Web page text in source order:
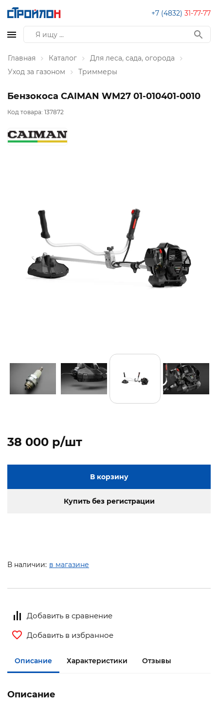
+7 (4832) 31-77-77
Главная Каталог
Для леса, сада, огорода
Уход за газоном
Триммеры
Бензокоса CAIMAN WM27 01-010401-0010
Код товара: 137872
38 000 p/шт
В корзину
Купить без регистрации
В наличии: в магазине
Добавить в сравнение
Добавить в избранное
Описание Характеристики Отзывы
Описание